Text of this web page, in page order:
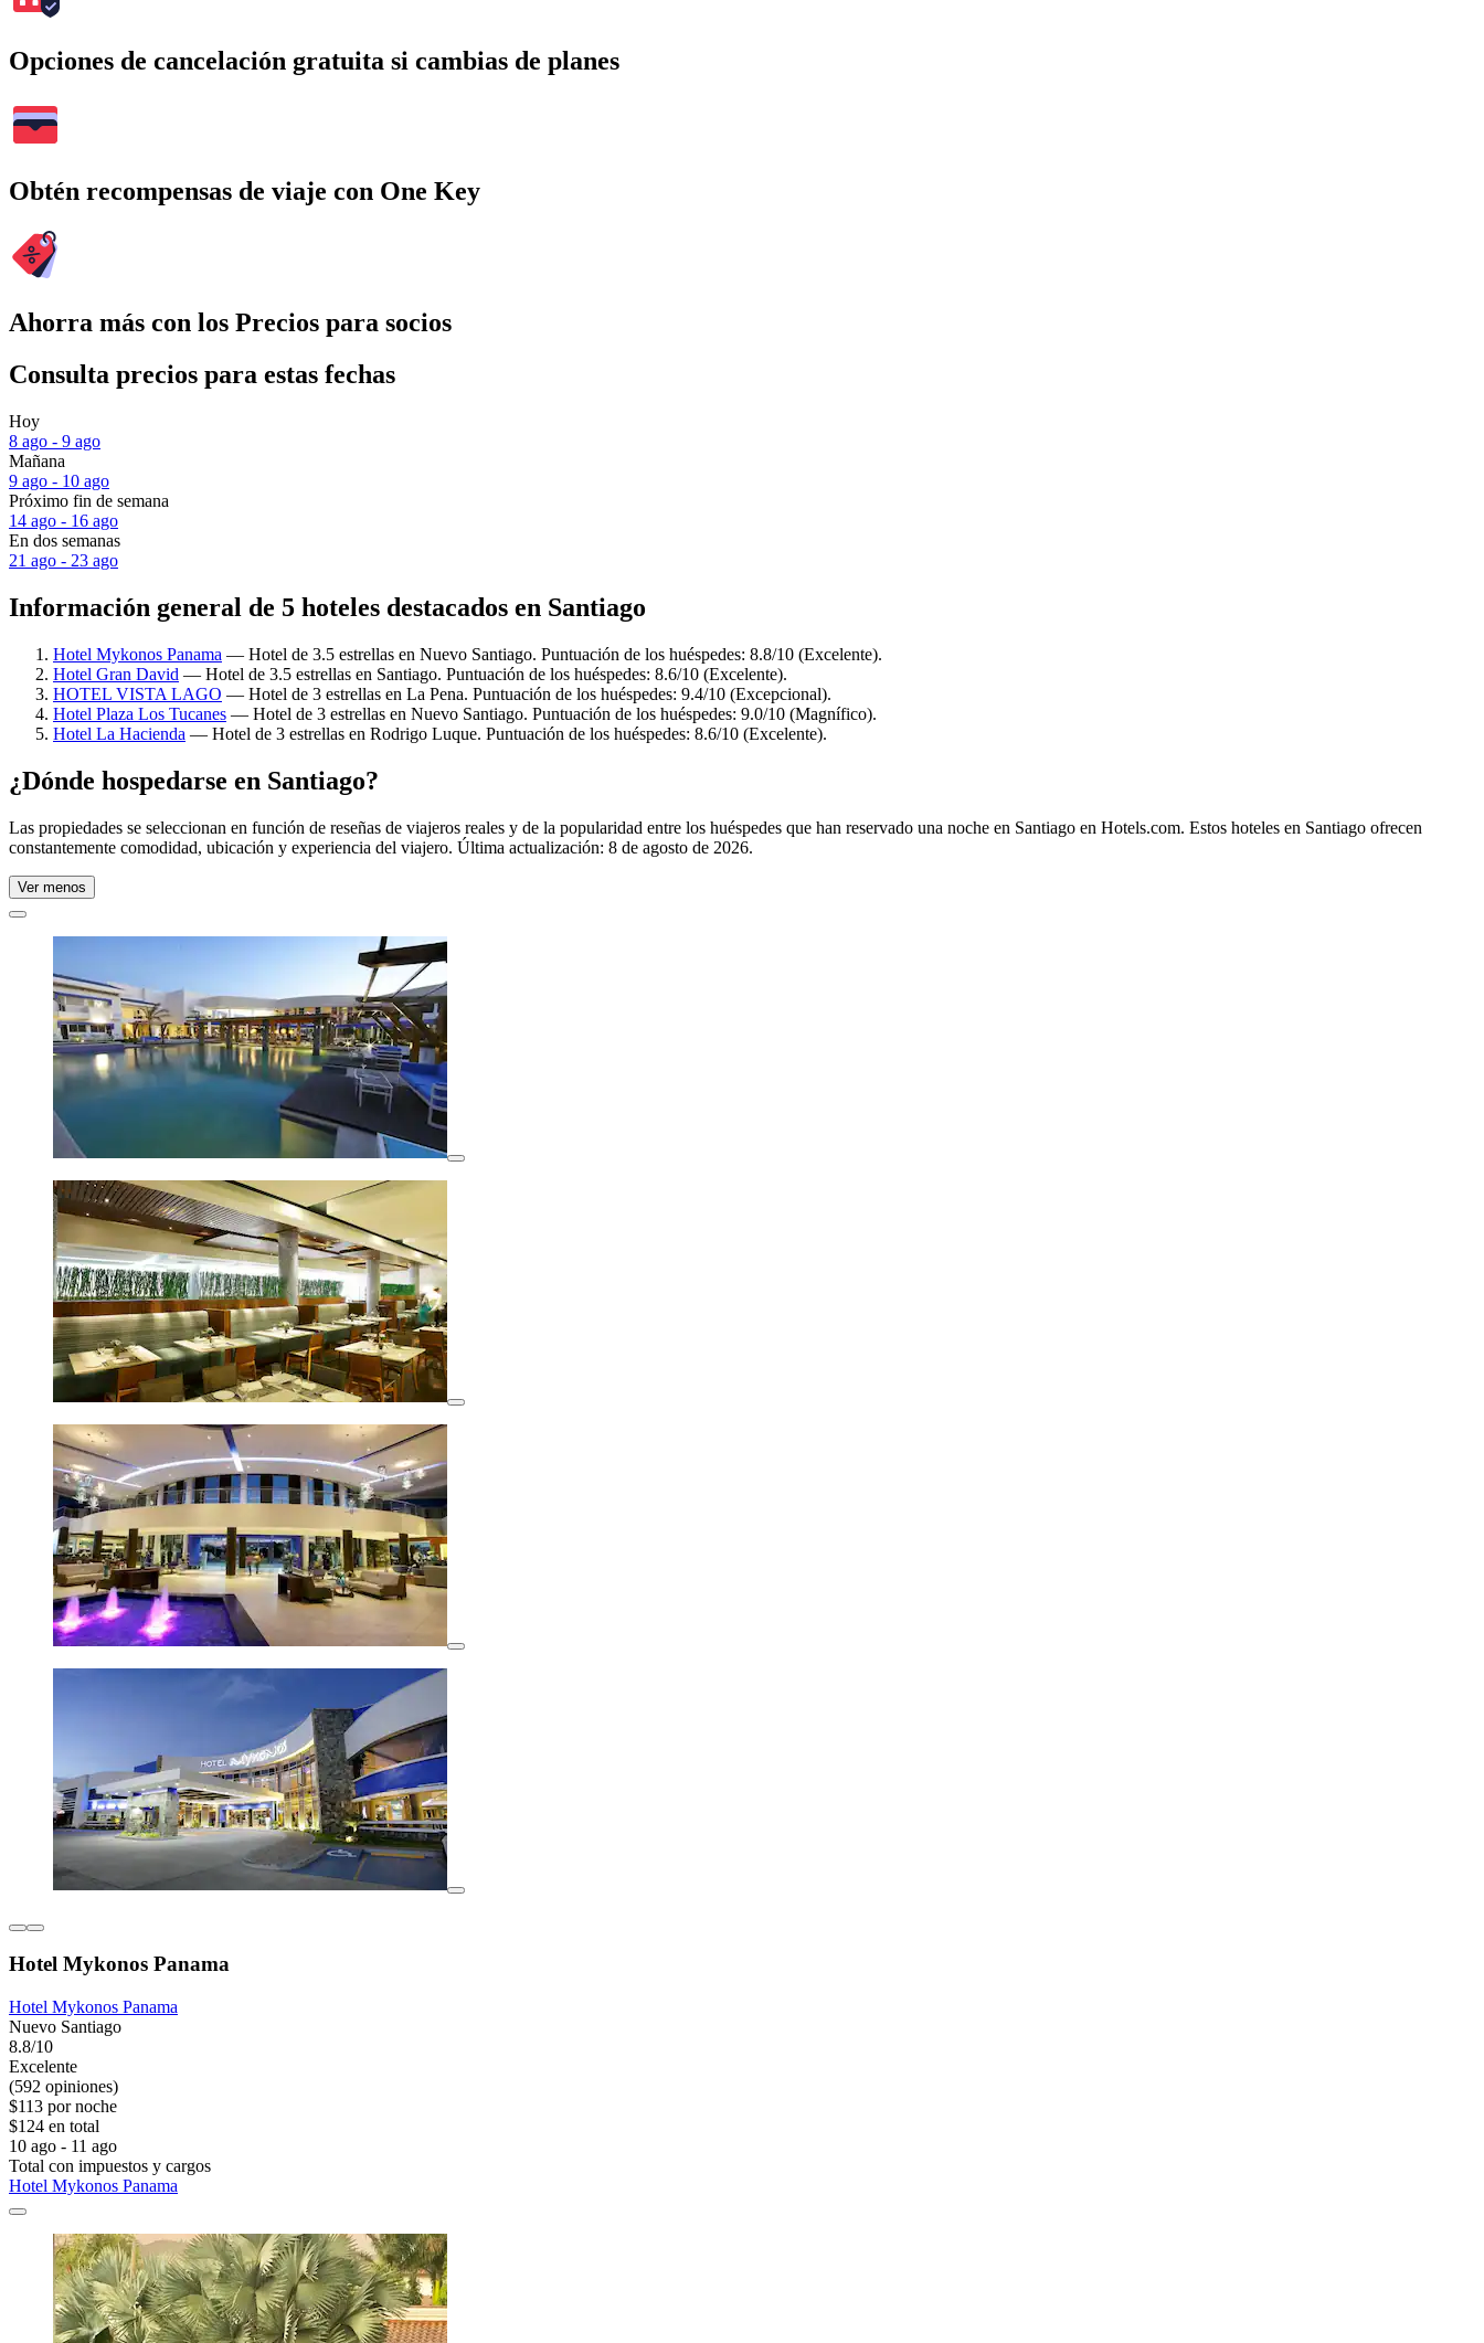
Opciones de cancelación gratuita si cambias de planes
Obtén recompensas de viaje con One Key
Ahorra más con los Precios para socios
Consulta precios para estas fechas
Hoy
8 ago - 9 ago
Mañana
9 ago - 10 ago
Próximo fin de semana
14 ago - 16 ago
En dos semanas
21 ago - 23 ago
Información general de 5 hoteles destacados en Santiago
Hotel Mykonos Panama — Hotel de 3.5 estrellas en Nuevo Santiago. Puntuación de los huéspedes: 8.8/10 (Excelente).
Hotel Gran David — Hotel de 3.5 estrellas en Santiago. Puntuación de los huéspedes: 8.6/10 (Excelente).
HOTEL VISTA LAGO — Hotel de 3 estrellas en La Pena. Puntuación de los huéspedes: 9.4/10 (Excepcional).
Hotel Plaza Los Tucanes — Hotel de 3 estrellas en Nuevo Santiago. Puntuación de los huéspedes: 9.0/10 (Magnífico).
Hotel La Hacienda — Hotel de 3 estrellas en Rodrigo Luque. Puntuación de los huéspedes: 8.6/10 (Excelente).
¿Dónde hospedarse en Santiago?
Las propiedades se seleccionan en función de reseñas de viajeros reales y de la popularidad entre los huéspedes que han reservado una noche en Santiago en Hotels.com. Estos hoteles en Santiago ofrecen
constantemente comodidad, ubicación y experiencia del viajero. Última actualización: 8 de agosto de 2026.
Ver menos
Hotel Mykonos Panama
Hotel Mykonos Panama
Nuevo Santiago
8.8/10
Excelente
(592 opiniones)
$113 por noche
$124 en total
10 ago - 11 ago
Total con impuestos y cargos
Hotel Mykonos Panama